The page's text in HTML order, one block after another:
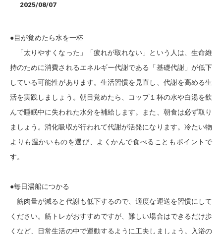
2025/08/07
●目が覚めたら水を一杯
「太りやすくなった」「疲れが取れない」という人は、生命維
持のために消費されるエネルギー代謝である「基礎代謝」が低下
している可能性があります。生活習慣を見直し、代謝を高める生
活を実践しましょう。朝目覚めたら、コップ１杯の水や白湯を飲
んで睡眠中に失われた水分を補給します。また、朝食は必ず取り
ましょう。消化吸収が行われて代謝が活発になります。冷たい物
よりも温かいものを選び、よくかんで食べることもポイントで
す。
●毎日湯船につかる
筋肉量が減ると代謝も低下するので、適度な運送を習慣にして
ください。筋トレがおすすめですが、難しい場合はできるだけ歩
くなど、日常生活の中で運動するように工夫しましょう。入浴の